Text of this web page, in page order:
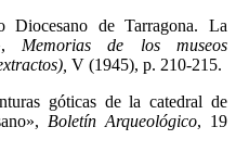
de Tarragona. La
Memorias de los museos
V (1945), p. 210-215.
góticas de la catedral de
Boletín Arqueológico, 19